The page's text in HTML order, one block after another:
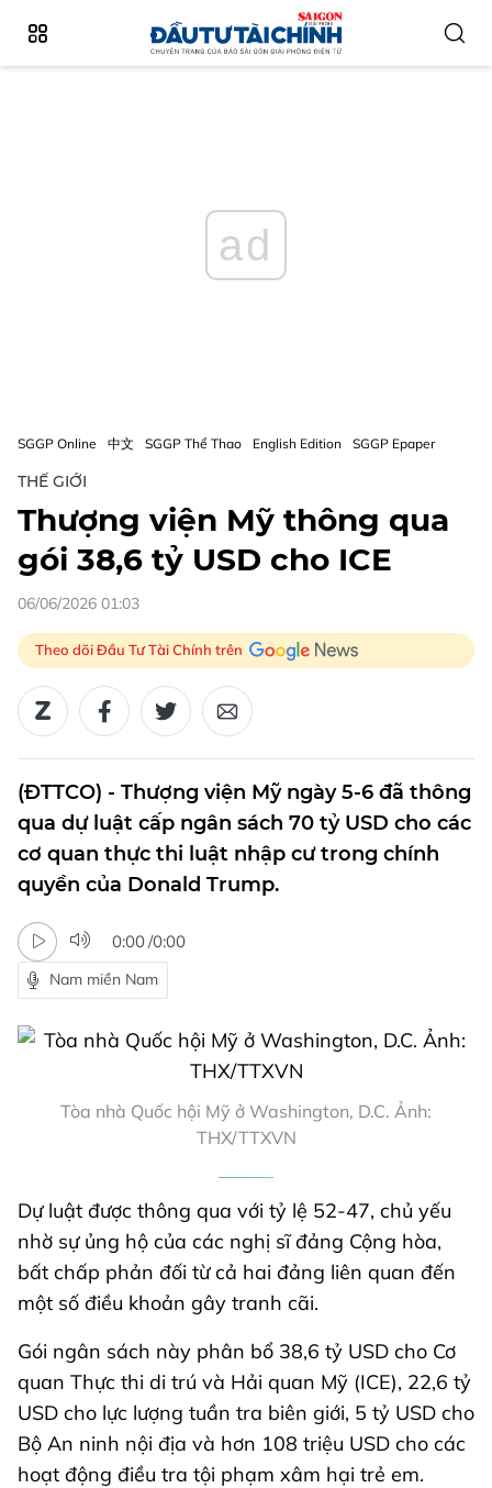
ad
SGGP Online 中文 SGGP Thể Thao English Edition SGGP Epaper
THẾ GIỚI
Thượng viện Mỹ thông qua
gói 38,6 tỷ USD cho ICE
06/06/2026 01:03
Theo dõi Đầu Tư Tài Chính trên
(ĐTTCO) - Thượng viện Mỹ ngày 5-6 đã thông
qua dự luật cấp ngân sách 70 tỷ USD cho các
cơ quan thực thi luật nhập cư trong chính
quyền của Donald Trump.
0:00/0:00
Nam miền Nam
Tòa nhà Quốc hội Mỹ ở Washington, D.C. Ảnh:
THX/TTXVN
Dự luật được thông qua với tỷ lệ 52-47, chủ yếu
nhờ sự ủng hộ của các nghị sĩ đảng Cộng hòa,
bất chấp phản đối từ cả hai đảng liên quan đến
một số điều khoản gây tranh cãi.
Gói ngân sách này phân bổ 38,6 tỷ USD cho Cơ
quan Thực thi di trú và Hải quan Mỹ (ICE), 22,6 tỷ
USD cho lực lượng tuần tra biên giới, 5 tỷ USD cho
Bộ An ninh nội địa và hơn 108 triệu USD cho các
hoạt động điều tra tội phạm xâm hại trẻ em.